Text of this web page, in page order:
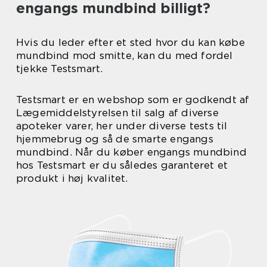
engangs mundbind billigt?
Hvis du leder efter et sted hvor du kan købe
mundbind mod smitte, kan du med fordel
tjekke Testsmart.
Testsmart er en webshop som er godkendt af
Lægemiddelstyrelsen til salg af diverse
apoteker varer, her under diverse tests til
hjemmebrug og så de smarte engangs
mundbind. Når du køber engangs mundbind
hos Testsmart er du således garanteret et
produkt i høj kvalitet.